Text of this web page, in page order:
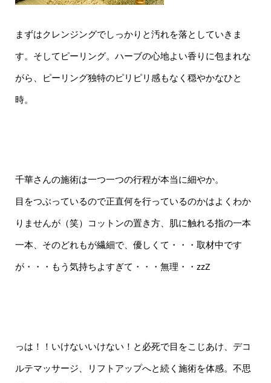
まずはクレンジングでしっかりと汚れを落としていきま
す。そしてピーリング。ハーブの心地よい香りに包まれな
がら、ピーリング独特のピリピリ感もなく穏やかなひと
時。
千華さんの施術は一つ一つの行程が本当に細やか。
目をつぶっているので正直何を行っているのかはよくわか
りませんが（笑）コットンの置き方、肌に触れる指の一本
一本、そのどれもが繊細で、優しくて・・・取材中です
が・・・もう気持ちよすぎて・・・無理・・zzZ
っは！！いけないいけない！と必死で目をこじあけ、デコ
ルテマッサージ、リフトアップへと続く施術を体感。不思